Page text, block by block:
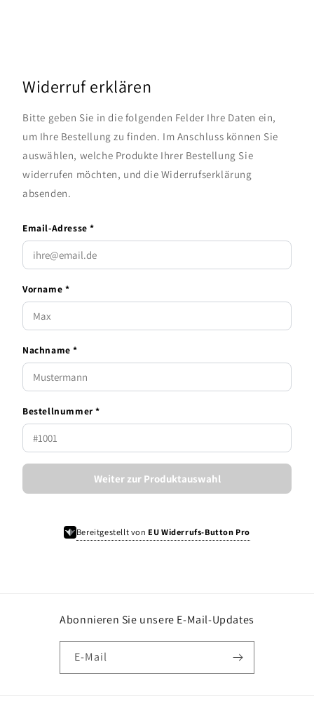
Widerruf erklären
Bitte geben Sie in die folgenden Felder Ihre Daten ein,
um Ihre Bestellung zu finden. Im Anschluss können Sie
auswählen, welche Produkte Ihrer Bestellung Sie
widerrufen möchten, und die Widerrufserklärung
absenden.
Email-Adresse *
Vorname *
Nachname *
Bestellnummer *
Weiter zur Produktauswahl
Bereitgestellt von EU Widerrufs-Button Pro
Abonnieren Sie unsere E-Mail-Updates
E-Mail